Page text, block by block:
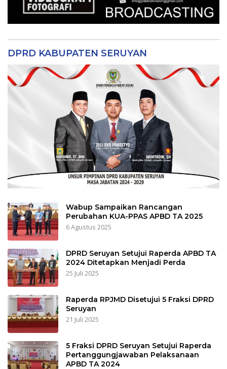
DPRD KABUPATEN SERUYAN
Wabup Sampaikan Rancangan
Perubahan KUA-PPAS APBD TA 2025
6 Agustus 2025
DPRD Seruyan Setujui Raperda APBD TA
2024 Ditetapkan Menjadi Perda
25 Juli 2025
Raperda RPJMD Disetujui 5 Fraksi DPRD
Seruyan
21 Juli 2025
5 Fraksi DPRD Seruyan Setujui Raperda
Pertanggungjawaban Pelaksanaan
APBD TA 2024